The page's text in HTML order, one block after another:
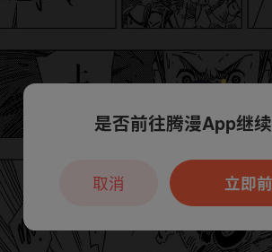
本章节仅支持App阅读，可打
户7天免费看
是否前往腾漫App继
立即
取消